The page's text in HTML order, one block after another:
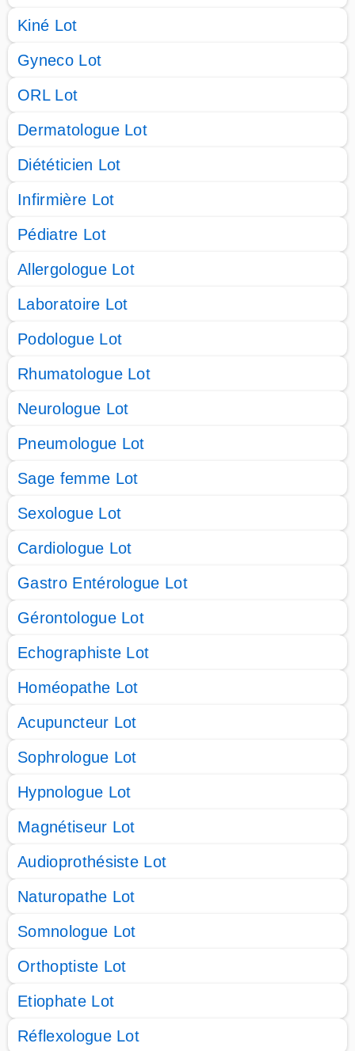
Kiné Lot
Gyneco Lot
ORL Lot
Dermatologue Lot
Diététicien Lot
Infirmière Lot
Pédiatre Lot
Allergologue Lot
Laboratoire Lot
Podologue Lot
Rhumatologue Lot
Neurologue Lot
Pneumologue Lot
Sage femme Lot
Sexologue Lot
Cardiologue Lot
Gastro Entérologue Lot
Gérontologue Lot
Echographiste Lot
Homéopathe Lot
Acupuncteur Lot
Sophrologue Lot
Hypnologue Lot
Magnétiseur Lot
Audioprothésiste Lot
Naturopathe Lot
Somnologue Lot
Orthoptiste Lot
Etiophate Lot
Réflexologue Lot